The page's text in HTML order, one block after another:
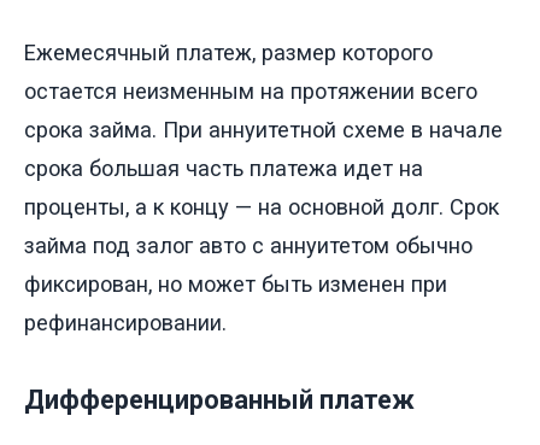
Ежемесячный платеж, размер которого
остается неизменным на протяжении всего
срока займа. При аннуитетной схеме в начале
срока большая часть платежа идет на
проценты, а к концу — на основной долг. Срок
займа под залог авто с аннуитетом обычно
фиксирован, но может быть изменен при
рефинансировании.
Дифференцированный платеж